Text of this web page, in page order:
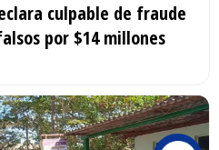
culpable de fraude
por $14 millones